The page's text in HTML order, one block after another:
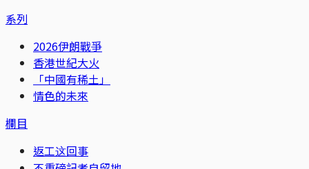
系列
2026伊朗戰爭
香港世紀大火
「中國有稀土」
情色的未來
欄目
返工这回事